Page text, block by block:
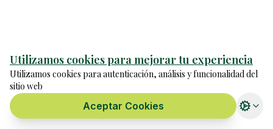
Utilizamos cookies para mejorar tu experiencia
Utilizamos cookies para autenticación, análisis y funcionalidad del
sitio web
Aceptar Cookies